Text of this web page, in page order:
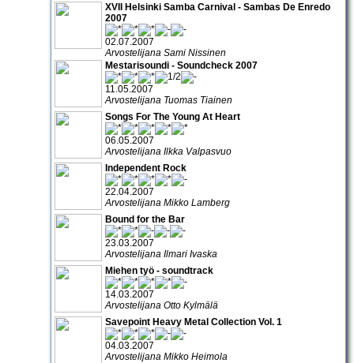
XVII Helsinki Samba Carnival - Sambas De Enredo
2007
02.07.2007
Arvostelijana Sami Nissinen
Mestarisoundi - Soundcheck 2007
11.05.2007
Arvostelijana Tuomas Tiainen
Songs For The Young At Heart
06.05.2007
Arvostelijana Ilkka Valpasvuo
Independent Rock
22.04.2007
Arvostelijana Mikko Lamberg
Bound for the Bar
23.03.2007
Arvostelijana Ilmari Ivaska
Miehen työ - soundtrack
14.03.2007
Arvostelijana Otto Kylmälä
Savepoint Heavy Metal Collection Vol. 1
04.03.2007
Arvostelijana Mikko Heimola